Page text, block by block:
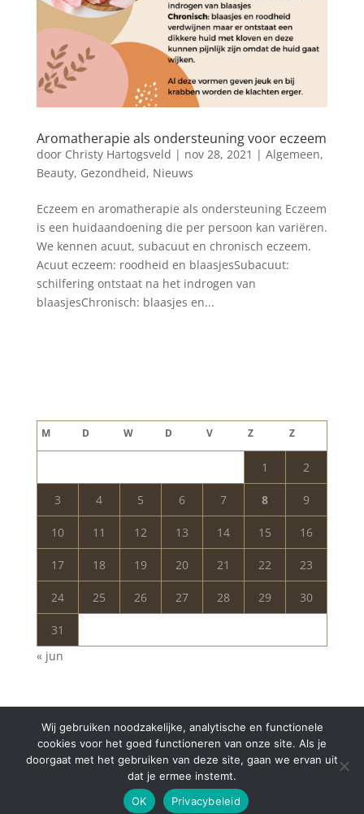
Aromatherapie als ondersteuning voor eczeem
door Christy Hartogsveld | nov 28, 2021 | Algemeen,
Beauty, Gezondheid, Nieuws
Eczeem en aromatherapie als ondersteuning Eczeem
is een huidaandoening die per persoon kan variëren.
We kennen acuut, subacuut en chronisch eczeem.
Acuut eczeem: roodheid en blaasjesSubacuut:
schilfering ontstaat na het indrogen van
blaasjesChronisch: blaasjes en...
M D W D V Z Z
1 2
3 4 5 6 7 8 9
10 11 12 13 14 15 16
17 18 19 20 21 22 23
24 25 26 27 28 29 30
31
« jun
Copyright © 2024 Aurelia Schoonheidssalon | All
Rights Reserved | WebdesignAppdsgn
Wij gebruiken noodzakelijke, analytische en functionele
cookies voor het goed functioneren van onze site. Als je
doorgaat met het gebruiken van deze site, gaan we ervan uit
dat je ermee instemt.
OK
Privacybeleid